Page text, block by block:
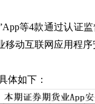
等4款通过认证
移动互联网应用程
体如下：